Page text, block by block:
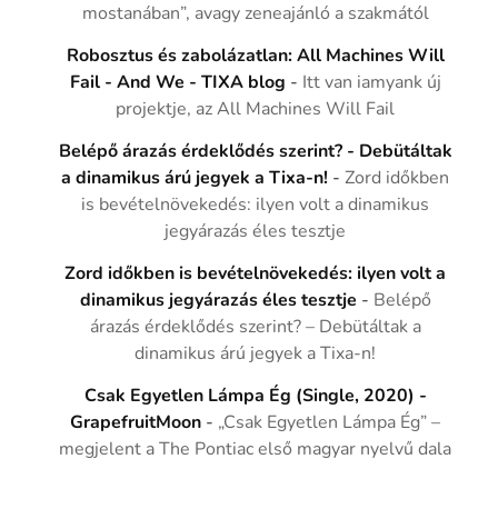
mostanában”, avagy zeneajánló a szakmától
Robosztus és zabolázatlan: All Machines Will
Fail - And We - TIXA blog - Itt van iamyank új
projektje, az All Machines Will Fail
Belépő árazás érdeklődés szerint? - Debütáltak
a dinamikus árú jegyek a Tixa-n! -Zord időkben
is bevételnövekedés: ilyen volt a dinamikus
jegyárazás éles tesztje
Zord időkben is bevételnövekedés: ilyen volt a
dinamikus jegyárazás éles tesztje - Belépő
árazás érdeklődés szerint? – Debütáltak a
dinamikus árú jegyek a Tixa-n!
Csak Egyetlen Lámpa Ég (Single, 2020) -
GrapefruitMoon - „Csak Egyetlen Lámpa Ég” –
megjelent a The Pontiac első magyar nyelvű dala